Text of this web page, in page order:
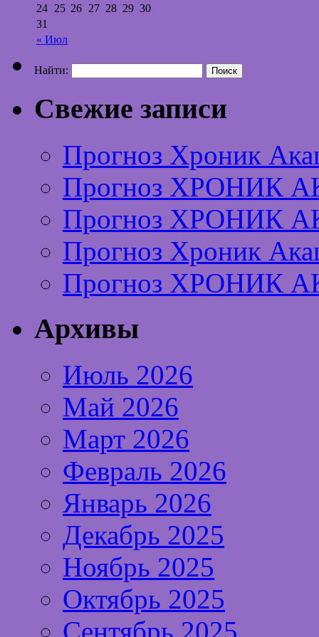
« Июл
24 25 26 27 28 29 30
31
Найти:
Свежие записи
Прогноз Хроник
Прогноз ХРОНИК
Прогноз ХРОНИК
Прогноз Хроник
Прогноз ХРОНИК
Архивы
Июль 2026
Май 2026
Март 2026
Февраль 2026
Январь 2026
Декабрь 2025
Ноябрь 2025
Октябрь 2025